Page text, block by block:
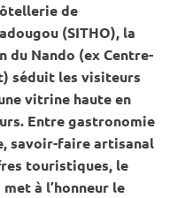
de
(SITHO), la
du Nando (ex Centre-
séduit les visiteurs
vitrine haute en
Entre gastronomie
savoir-faire artisanal
touristiques, le
à l’honneur le